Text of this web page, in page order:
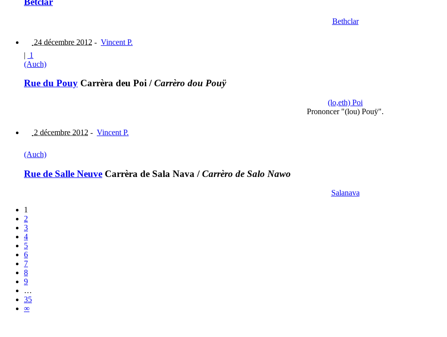
Bethclar
24 décembre 2012 - Vincent P.
| 1
(Auch)
Rue du Pouy Carrèra deu Poi /Carrèro dou Pouÿ
(lo,eth) Poi
Prononcer "(lou) Pouÿ".
2 décembre 2012 - Vincent P.
(Auch)
Rue de Salle Neuve Carrèra de Sala Nava /Carrèro de Salo Nawo
Salanava
1
2
3
4
5
6
7
8
9
…
35
∞